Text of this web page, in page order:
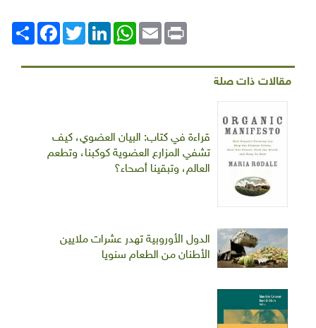
انشر
FacebookTwitterLinkedIn
WhatsAppEmail Print
مقالات ذات صلة
قراءة في كتاب: البيان العضوي، كيف
تشفي المزارع العضوية كوكبنا، وتطعم
العالم، وتبقينا أصحاء؟
الدول الأوروبية تهدر عشرات ملايين
الأطنان من الطعام سنويا